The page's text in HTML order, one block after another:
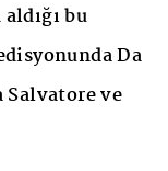
bu
Da
ve